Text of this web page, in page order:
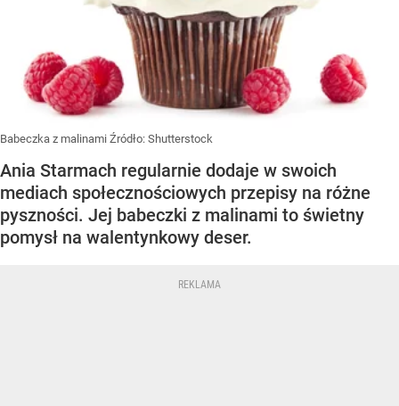
Babeczka z malinami Źródło: Shutterstock
Ania Starmach regularnie dodaje w swoich
mediach społecznościowych przepisy na różne
pyszności. Jej babeczki z malinami to świetny
pomysł na walentynkowy deser.